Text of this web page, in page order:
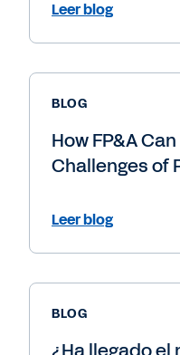
Leer blog
BLOG
How FP&A
Challenges of
Leer blog
BLOG